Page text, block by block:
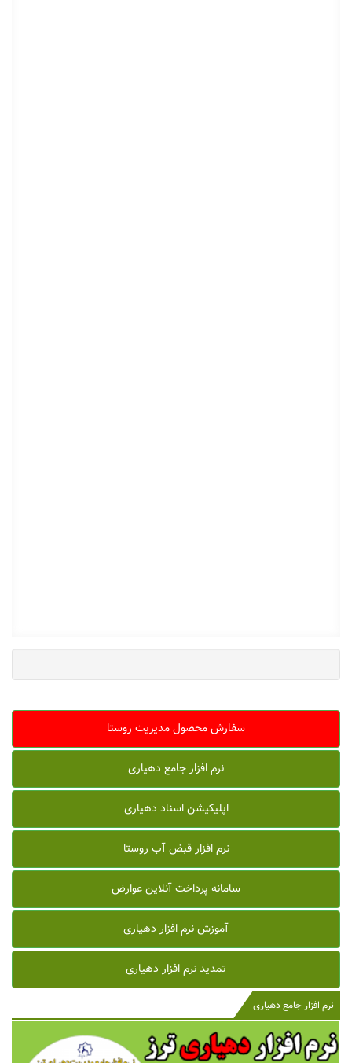
سفارش محصول مدیریت روستا
نرم افزار جامع دهیاری
اپلیکیشن اسناد دهیاری
نرم افزار قبض آب روستا
سامانه پرداخت آنلاین عوارض
آموزش نرم افزار دهیاری
تمدید نرم افزار دهیاری
نرم افزار جامع دهیاری